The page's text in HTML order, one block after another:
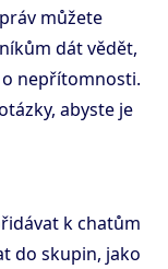
můžete
dát vědět,
nepřítomnosti.
abyste je
k chatům
do skupin, jako